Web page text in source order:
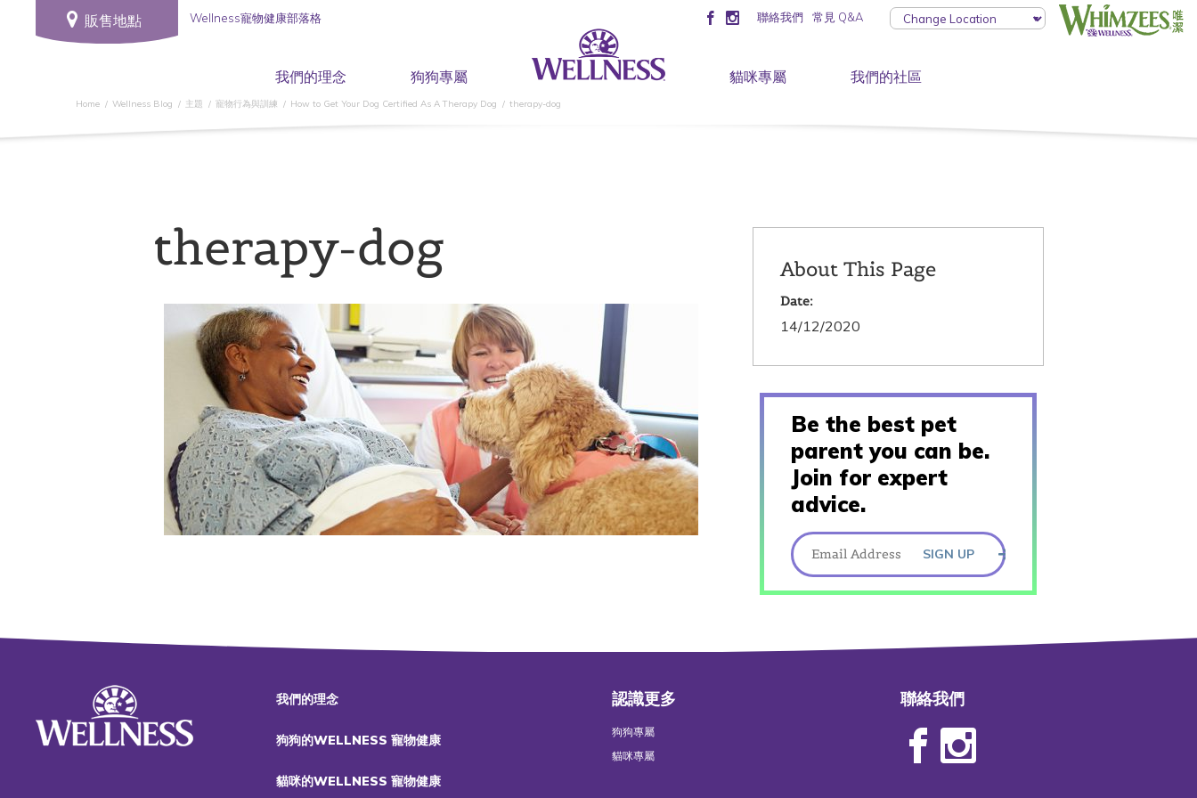
販售地點 Wellness寵物健康部落格 聯絡我們 常見 Q&A
我們的理念 狗狗專屬 貓咪專屬 我們的社區
Home Wellness Blog 主題 寵物行為與訓練 How to Get Your Dog Certified As A Therapy Dog therapy-dog
therapy-dog About This Page
Date:
14/12/2020
Be the best pet
parent you can be.
Join for expert
advice.
SIGN UP
我們的理念
狗狗的WELLNESS 寵物健康
貓咪的WELLNESS 寵物健康
認識更多
狗狗專屬
貓咪專屬
聯絡我們